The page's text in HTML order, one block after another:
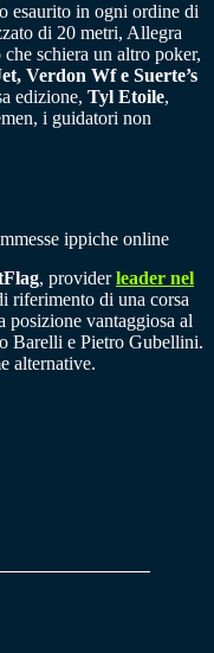
esaurito in ogni ordine di
di 20 metri, Allegra
schiera un altro poker,
Verdon Wf e Suerte’s
edizione, Tyl Etoile,
i guidatori non
ippiche online
, providerleader nel
riferimento di una corsa
posizione vantaggiosa al
Barelli e Pietro Gubellini.
alternative.